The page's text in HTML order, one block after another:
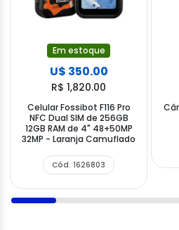
Em estoque
U$ 350.00
R$ 1,820.00
Celular Fossibot F116 Pro
NFC Dual SIM de 256GB
12GB RAM de 4" 48+50MP
32MP - Laranja Camuflado
Cód. 1626803